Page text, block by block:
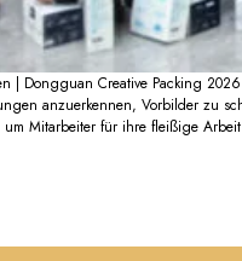
| Dongguan Creative Packing
anzuerkennen, Vorbilder zu
Mitarbeiter für ihre fleißige